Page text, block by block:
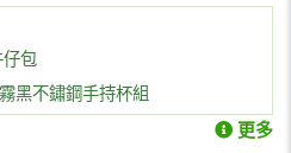
仔包
黑不鏽鋼手持杯組
更多